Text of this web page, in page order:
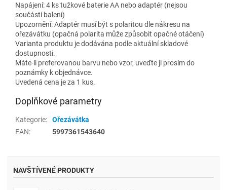
Napájení: 4 ks tužkové baterie AA nebo adaptér (nejsou
součástí balení)
Upozornění: Adaptér musí být s polaritou dle nákresu na
ořezávátku (opačná polarita může způsobit opačné otáčení)
Varianta produktu je dodávána podle aktuální skladové
dostupnosti.
Máte-li preferovanou barvu nebo vzor, uveďte ji prosím do
poznámky k objednávce.
Uvedená cena je za 1 kus.
Doplňkové parametry
Kategorie:
Ořezávátka
EAN: 5997361543640
NAVŠTÍVENÉ PRODUKTY